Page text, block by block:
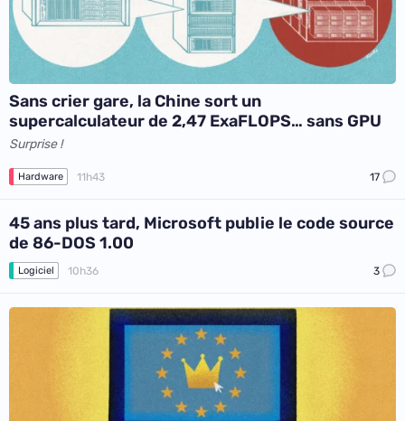
Sans crier gare, la Chine sort un
supercalculateur de 2,47 ExaFLOPS… sans GPU
Surprise !
Hardware 11h43 17
45 ans plus tard, Microsoft publie le code source
de 86-DOS 1.00
Logiciel 10h36 3